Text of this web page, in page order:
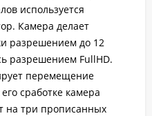
используется
Камера делает
разрешением до 12
разрешением FullHD.
перемещение
сработке камера
на три прописанных